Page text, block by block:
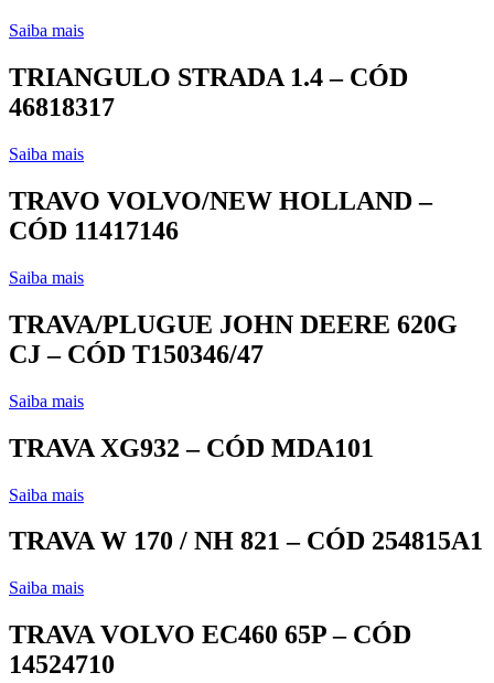
Saiba mais
TRIANGULO STRADA 1.4 – CÓD
46818317
Saiba mais
TRAVO VOLVO/NEW HOLLAND –
CÓD 11417146
Saiba mais
TRAVA/PLUGUE JOHN DEERE 620G
CJ – CÓD T150346/47
Saiba mais
TRAVA XG932 – CÓD MDA101
Saiba mais
TRAVA W 170 / NH 821 – CÓD 254815A1
Saiba mais
TRAVA VOLVO EC460 65P – CÓD
14524710